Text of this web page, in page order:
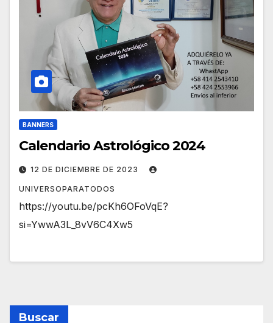
BANNERS
Calendario Astrológico 2024
12 DE DICIEMBRE DE 2023
UNIVERSOPARATODOS
https://youtu.be/pcKh6OFoVqE?
si=YwwA3L_8vV6C4Xw5
Buscar